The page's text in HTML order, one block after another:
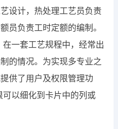
设计，热处理工艺员负责
员负责工时定额的编制。
一套工艺规程中，经常出
的情况。为实现多专业之
供了用户及权限管理功
以细化到卡片中的列或